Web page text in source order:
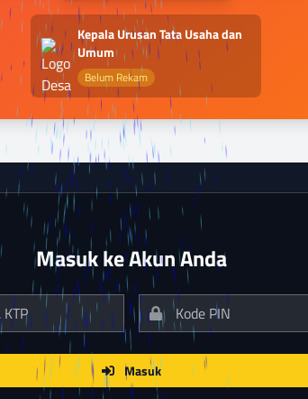
Kepala Urusan Tata Usaha dan
Umum
Belum Rekam
Masuk ke Akun Anda
Masuk